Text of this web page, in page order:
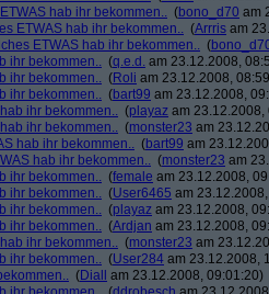
hab ihr bekommen.. (bono_d70 am
ETWAS hab ihr bekommen.. (Arrris am
ETWAS hab ihr bekommen.. (
ihr bekommen.. (q.e.d. am 23.12.2008,
ihr bekommen.. (Roli am 23.12.2008,
ihr bekommen.. (bart99 am 23.12.2008,
ihr bekommen.. (playaz am 23.12.2008,
ihr bekommen.. (monster23 am
hab ihr bekommen.. (bart99 am
hab ihr bekommen.. (monster23 am
ihr bekommen.. (female am 23.12.2008,
ihr bekommen.. (User6465 am
ihr bekommen.. (playaz am 23.12.2008,
ihr bekommen.. (Ardjan am 23.12.2008,
ihr bekommen.. (monster23 am
ihr bekommen.. (User284 am 23.12.2008,
(Diall
am 23.12.2008, 09:01:20)